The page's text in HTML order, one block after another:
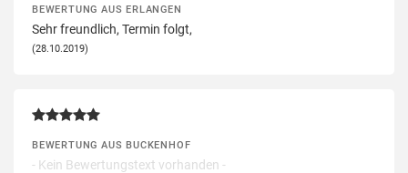
BEWERTUNG AUS ERLANGEN
Sehr freundlich, Termin folgt,
(28.10.2019)
BEWERTUNG AUS BUCKENHOF
- Kein Bewertungstext vorhanden -